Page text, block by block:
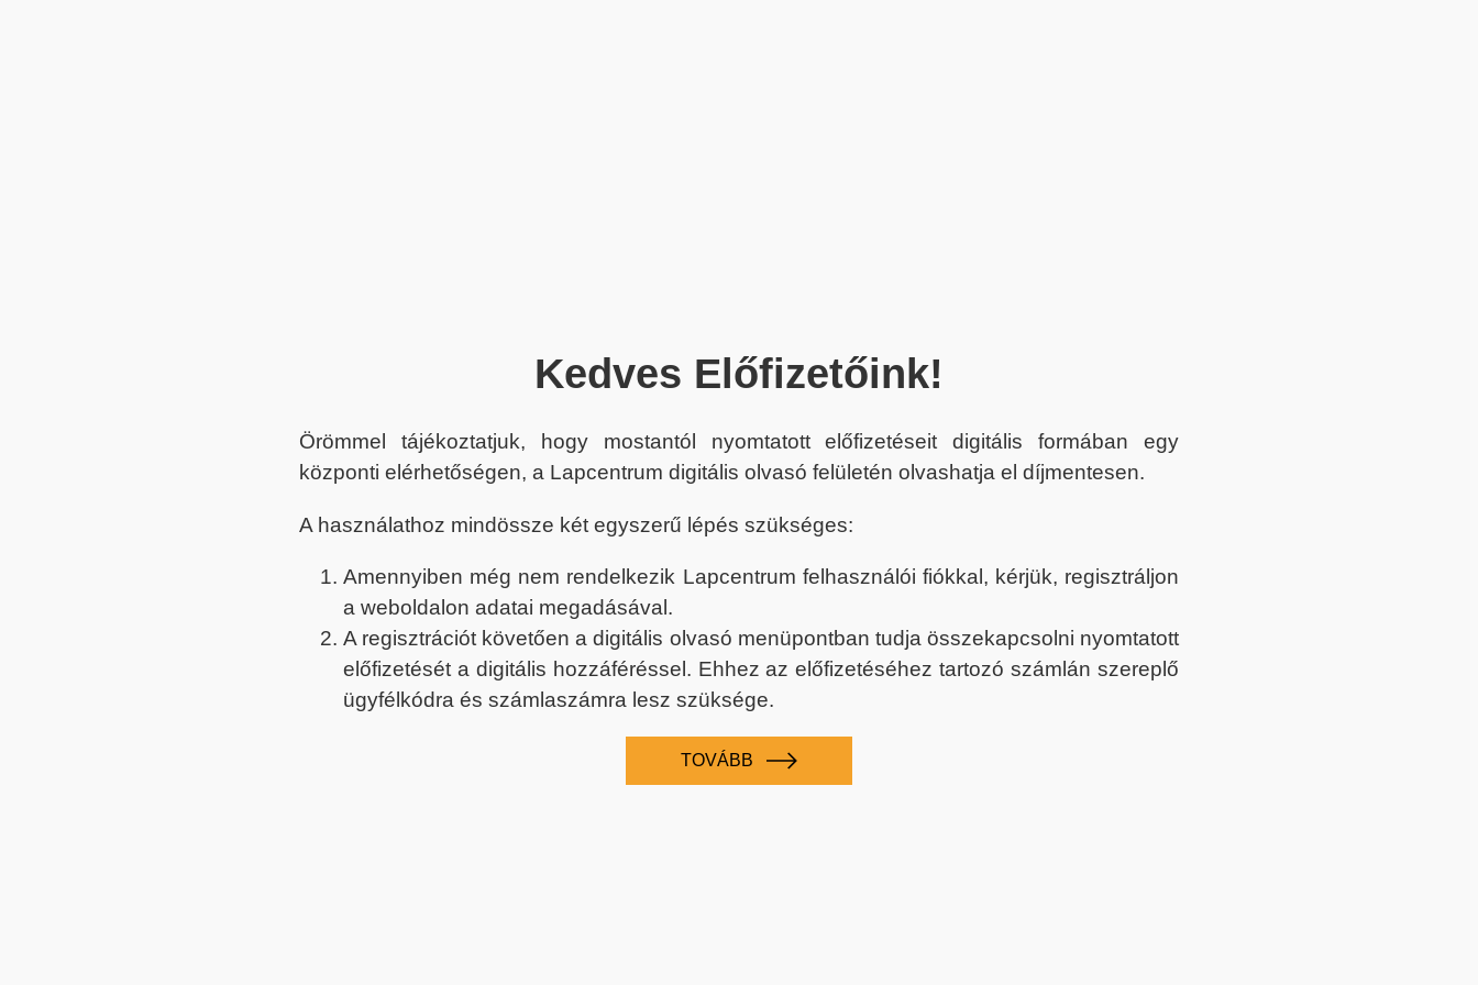
Kedves Előfizetőink!
Örömmel tájékoztatjuk, hogy mostantól nyomtatott előfizetéseit digitális formában egy
központi elérhetőségen, a Lapcentrum digitális olvasó felületén olvashatja el díjmentesen.
A használathoz mindössze két egyszerű lépés szükséges:
Amennyiben még nem rendelkezik Lapcentrum felhasználói fiókkal, kérjük, regisztráljon
a weboldalon adatai megadásával.
A regisztrációt követően a digitális olvasó menüpontban tudja összekapcsolni nyomtatott
előfizetését a digitális hozzáféréssel. Ehhez az előfizetéséhez tartozó számlán szereplő
ügyfélkódra és számlaszámra lesz szüksége.
TOVÁBB